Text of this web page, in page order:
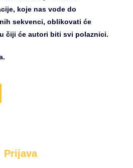
koje nas vode do
sekvenci, oblikovati će
čiji će autori biti svi polaznici.
Prijava